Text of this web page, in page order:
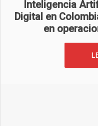
Inteligencia
Digital en
en